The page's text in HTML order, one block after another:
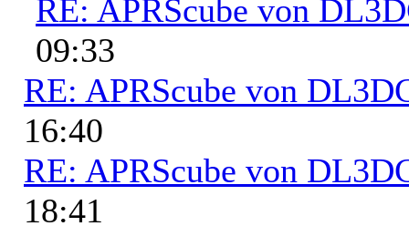
RE: APRScube von
09:33
RE: APRScube von
16:40
RE: APRScube von
18:41